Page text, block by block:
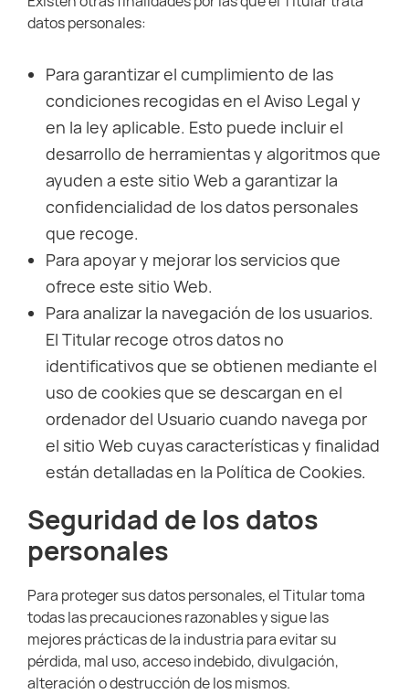
datos personales:
Para garantizar el cumplimiento de las
condiciones recogidas en el Aviso Legal y
en la ley aplicable. Esto puede incluir el
desarrollo de herramientas y algoritmos que
ayuden a este sitio Web a garantizar la
confidencialidad de los datos personales
que recoge.
Para apoyar y mejorar los servicios que
ofrece este sitio Web.
Para analizar la navegación de los usuarios.
El Titular recoge otros datos no
identificativos que se obtienen mediante el
uso de cookies que se descargan en el
ordenador del Usuario cuando navega por
el sitio Web cuyas características y finalidad
están detalladas en la Política de Cookies.
Seguridad de los datos
personales
Para proteger sus datos personales, el Titular toma
todas las precauciones razonables y sigue las
mejores prácticas de la industria para evitar su
pérdida, mal uso, acceso indebido, divulgación,
alteración o destrucción de los mismos.